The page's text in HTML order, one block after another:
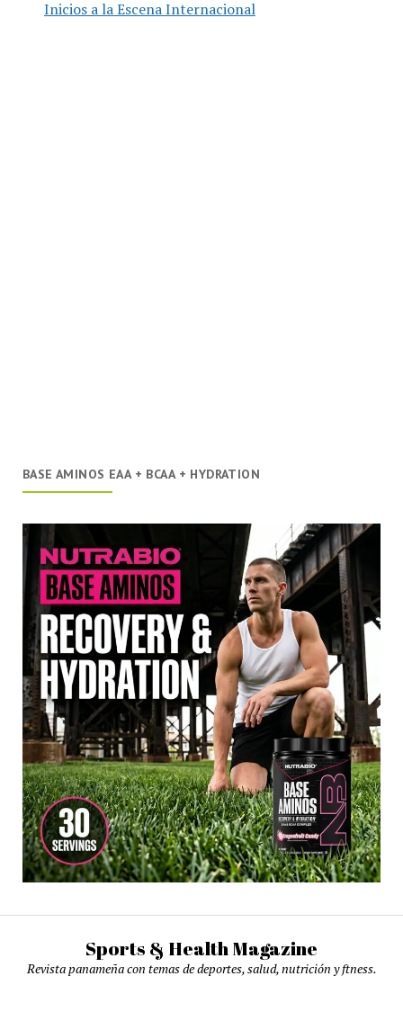
Inicios a la Escena Internacional
BASE AMINOS EAA + BCAA + HYDRATION
Sports & Health Magazine
Revista panameña con temas de deportes, salud, nutrición y ftness.